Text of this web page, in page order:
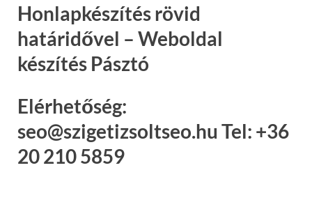
Honlapkészítés rövid
határidővel – Weboldal
készítés Pásztó
Elérhetőség:
seo@szigetizsoltseo.hu Tel: +36
20 210 5859